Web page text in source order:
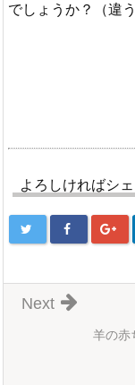
でしょうか？（違う
よろしければシ
羊の
Next